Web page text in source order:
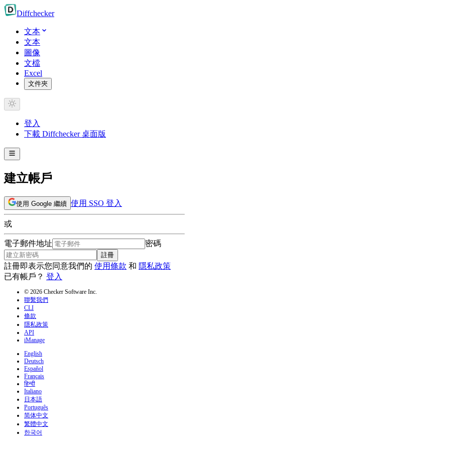
Diffchecker
文本
文本
圖像
文檔
Excel
文件夾
登入
下載 Diffchecker 桌面版
建立帳戶
使用 Google 繼續 使用 SSO 登入
或
電子郵件地址 密碼
註冊
註冊即表示您同意我們的 使用條款 和 隱私政策
已有帳戶？ 登入
© 2026 Checker Software Inc.
聯繫我們
CLI
條款
隱私政策
API
iManage
English
Deutsch
Español
Français
हिन्दी
Italiano
日本語
Português
简体中文
繁體中文
한국어